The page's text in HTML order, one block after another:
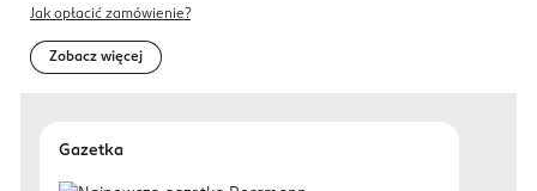
Jak opłacić zamówienie?
Zobacz więcej
Gazetka